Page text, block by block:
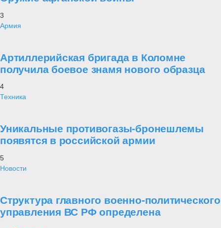
3
Армия
Артиллерийская бригада в Коломне
получила боевое знамя нового образца
4
Техника
Уникальные противогазы-бронешлемы
появятся в российской армии
5
Новости
Структура главного военно-политического
управления ВС РФ определена